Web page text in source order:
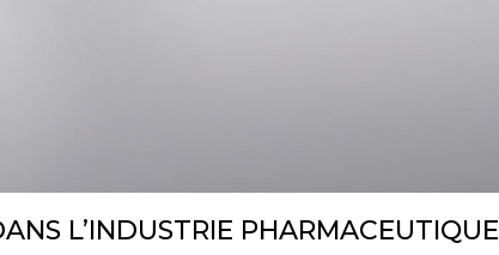
L’INDUSTRIE PHARMACEUTIQUE